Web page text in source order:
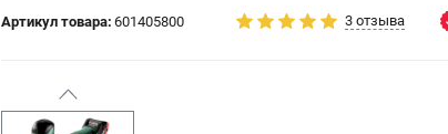
Артикул товара: 601405800 3 отзыва